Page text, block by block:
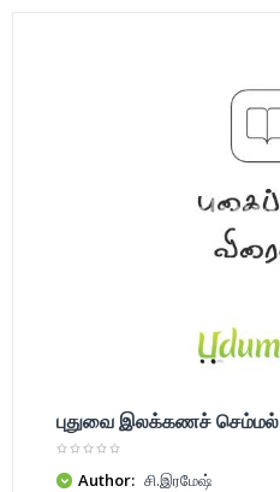
புதுவை இலக்கணச் செம்மல்
Author: சி.இரமேஷ்